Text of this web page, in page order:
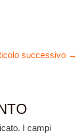
successivo →
I campi